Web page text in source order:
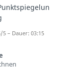
5 – Dauer: 03:15